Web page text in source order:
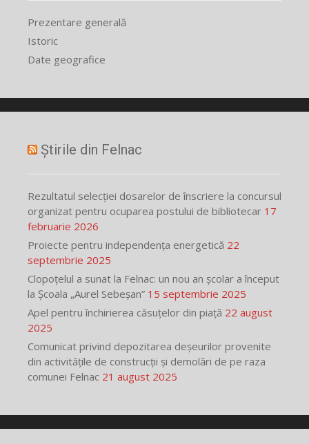
Prezentare generală
Istoric
Date geografice
Știrile din Felnac
Rezultatul selecției dosarelor de înscriere la concursul
organizat pentru ocuparea postului de bibliotecar 17
februarie 2026
Proiecte pentru independența energetică 22
septembrie 2025
Clopoțelul a sunat la Felnac: un nou an școlar a început
la Școala „Aurel Sebeșan” 15 septembrie 2025
Apel pentru închirierea căsuțelor din piață 22 august
2025
Comunicat privind depozitarea deșeurilor provenite
din activitățile de construcții și demolări de pe raza
comunei Felnac 21 august 2025